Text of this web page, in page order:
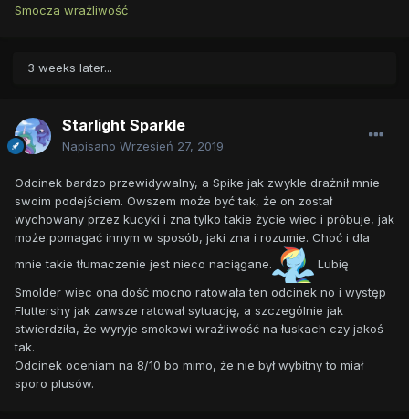
Smocza wrażliwość
3 weeks later...
Starlight Sparkle
Napisano Wrzesień 27, 2019
Odcinek bardzo przewidywalny, a Spike jak zwykle drażnił mnie
swoim podejściem. Owszem może być tak, że on został
wychowany przez kucyki i zna tylko takie życie wiec i próbuje, jak
może pomagać innym w sposób, jaki zna i rozumie. Choć i dla
mnie takie tłumaczenie jest nieco naciągane.
Lubię
Smolder wiec ona dość mocno ratowała ten odcinek no i występ
Fluttershy jak zawsze ratował sytuację, a szczególnie jak
stwierdziła, że wyryje smokowi wrażliwość na łuskach czy jakoś
tak.
Odcinek oceniam na 8/10 bo mimo, że nie był wybitny to miał
sporo plusów.